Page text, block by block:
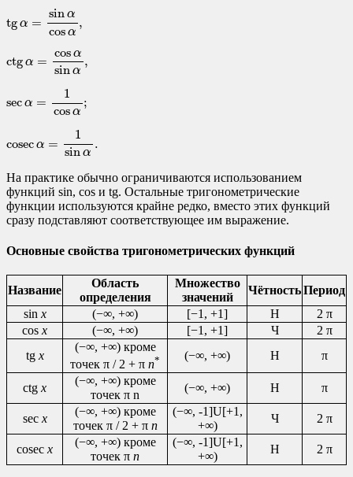
tgα =
sinα
cosα
,
αcosα
ctgα =
cosα
sin α
,
cosαsinα
secα =
1
cosα
;
cos
cosecα =
1
sinα
.
sinα
На практике обычно ограничиваются использованием
функций sin, cos и tg. Остальные тригонометрические
функции используются крайне редко, вместо этих функций
сразу подставляют соответствующее им выражение.
Основные свойства тригонометрических функций
Название
Область
определения
Множество
значений
ЧётностьПериод
sin x (−∞, +∞) [−1, +1] Н
2 π
cos x (−∞, +∞) [−1, +1] Ч
2 π
tg x
(−∞, +∞) кроме
точек π / 2 + π n* (−∞, +∞) Н π
ctg x
(−∞, +∞) кроме
точек π n
(−∞, +∞) Н π
sec x
(−∞, +∞) кроме
точек π / 2 + π n
(−∞, -1]U[+1,
+∞)
Ч 2 π
cosec x
(−∞, +∞) кроме
точек π n
(−∞, -1]U[+1,
+∞)
Н 2 π